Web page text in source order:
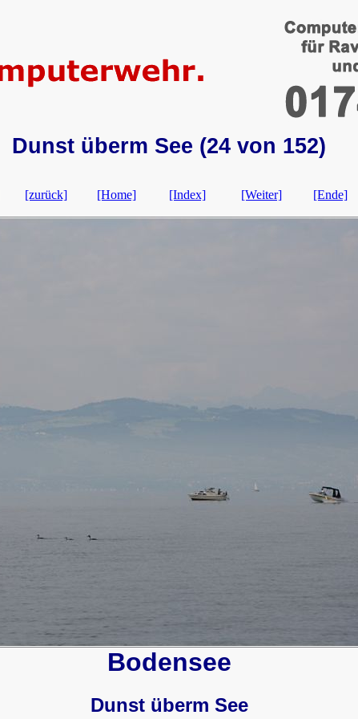
Dunst überm See (24 von 152)
[zurück] [Home] [Index] [Weiter] [Ende]
Bodensee
Dunst überm See